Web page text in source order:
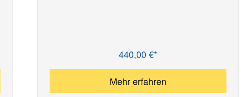
440,00 €*
Mehr erfahren